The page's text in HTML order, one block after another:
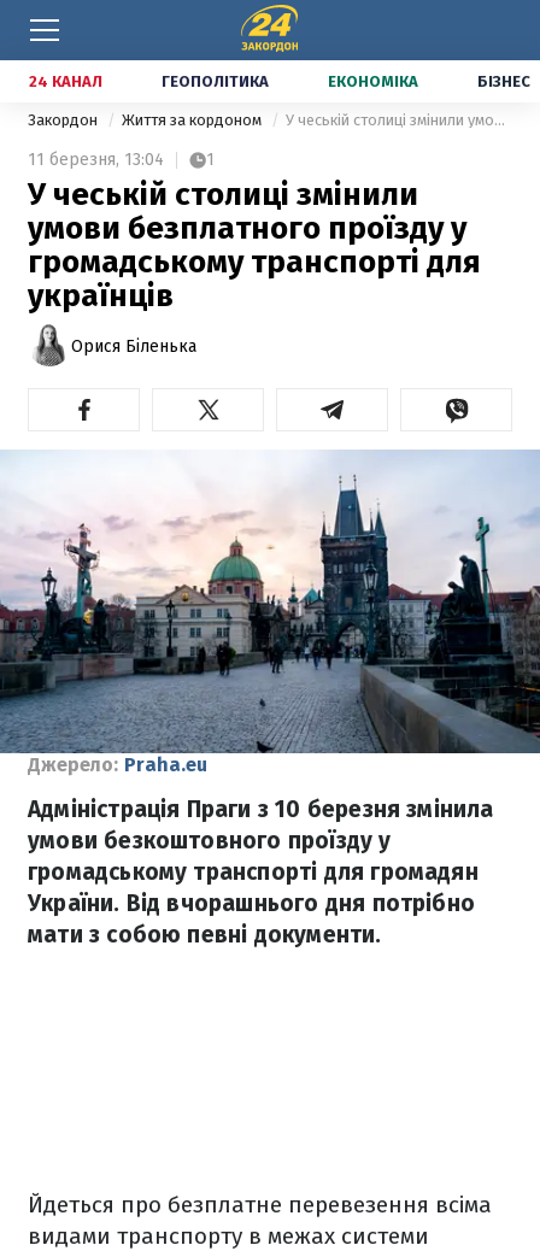
24 КАНАЛ ГЕОПОЛІТИКА ЕКОНОМІКА БІЗНЕС
Закордон Життя за кордоном У чеській столиці змінили умови безплатного проїзду у громадському транспорті для українців
11 березня, 13:04 1
У чеській столиці змінили
умови безплатного проїзду у
громадському транспорті для
українців
Орися Біленька
Джерело: Praha.eu
Адміністрація Праги з 10 березня змінила
умови безкоштовного проїзду у
громадському транспорті для громадян
України. Від вчорашнього дня потрібно
мати з собою певні документи.
Йдеться про безплатне перевезення всіма
видами транспорту в межах системи